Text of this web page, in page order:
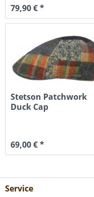
79,90 € *
Stetson Patchwork
Duck Cap
69,00 € *
Service